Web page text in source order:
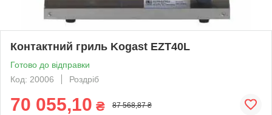
Контактний гриль Kogast EZT40L
Готово до відправки
Код: 20006
Роздріб
70 055,10 ₴ 87 568,87 ₴